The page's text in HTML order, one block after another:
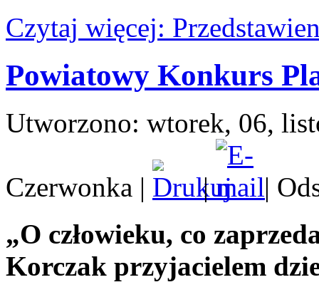
Czytaj więcej:
Powiatowy Konkurs
Utworzono: wtorek, 06,
Czerwonka | |
|
„O człowieku, co
Korczak przyjacielem